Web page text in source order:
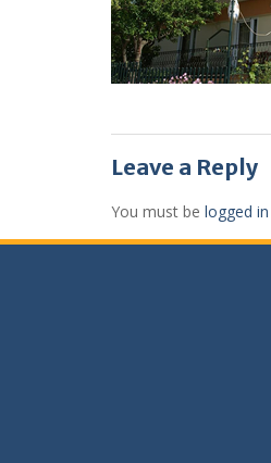
Leave a Reply
You must be logged in